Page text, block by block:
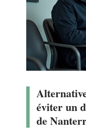
éviter un
de